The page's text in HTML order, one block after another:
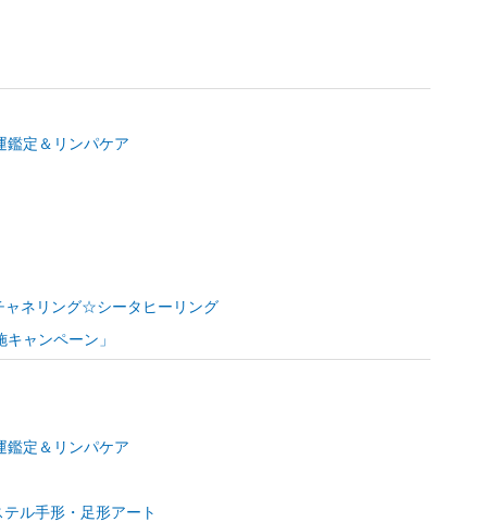
鑑定＆リンパケア
ネリング☆シータヒーリング
ャンペーン」
鑑定＆リンパケア
ル手形・足形アート